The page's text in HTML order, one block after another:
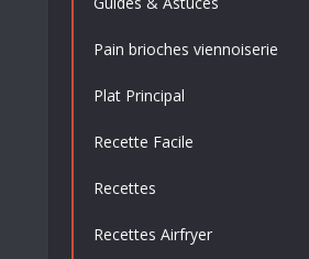
Pain brioches viennoiserie
Plat Principal
Recette Facile
Recettes
Recettes Airfryer